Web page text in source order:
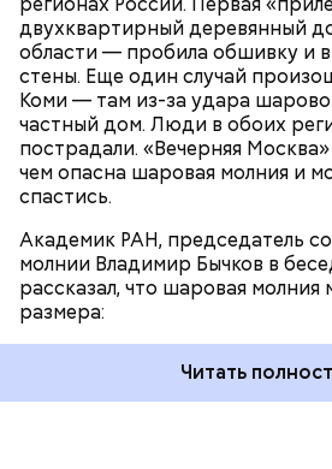
двухквартирный деревянный
области — пробила обшивку и
стены. Еще один случай
Коми — там из-за удара
частный дом. Люди в обоих
пострадали. «Вечерняя Москва»
чем опасна шаровая молния и
спастись.
Академик РАН, председатель
молнии Владимир Бычков в
рассказал, что шаровая
размера:
Читать
По его словам, солдаты не
трагедии. Подобных аварий
Поэтому он не испытывал